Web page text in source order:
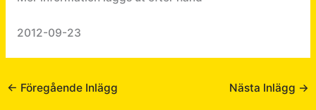
2012-09-23
← Föregående Inlägg Nästa Inlägg →